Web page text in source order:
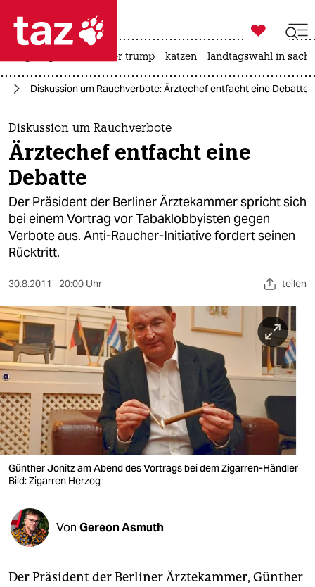
 taz zahl ich
taz zahl ich
themen
politik
öko
gesellschaft
kultur
sport
berlin
nord
wahrheit
verlag
verlag
veranstaltungen
fragen & hilfe
unterstützen
abo

taz zahl ich
usa unter trump katzen landtagswahl in
Diskussion um Rauchverbote: Ärztechef entfacht eine Debatte
Diskussion um Rauchverbote
Ärztechef entfacht eine
Debatte
Der Präsident der Berliner Ärztekammer spricht sich
bei einem Vortrag vor Tabaklobbyisten gegen
Verbote aus. Anti-Raucher-Initiative fordert seinen
Rücktritt.
30.8.2011 20:00 Uhr teilen
Günther Jonitz am Abend des Vortrags bei dem Zigarren-Händler
Bild: Zigarren Herzog
Von Gereon Asmuth
Der Präsident der Berliner Ärztekammer, Günther